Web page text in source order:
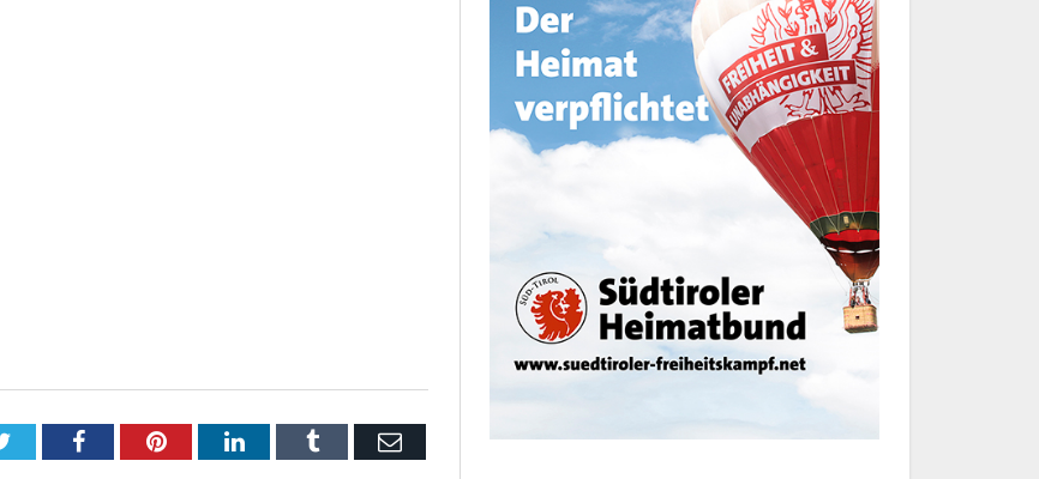
TwitterFacebookPinterestLinkedInTumblr Email